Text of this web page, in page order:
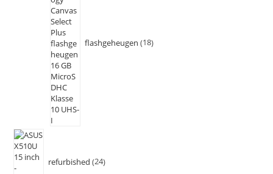
flashgeheugen 18
refurbished 24